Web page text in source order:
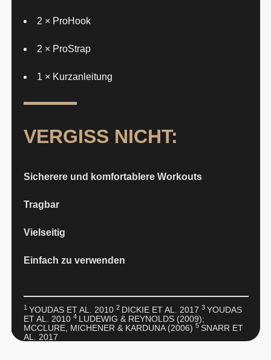
2 × ProHook
2 × ProStrap
1 × Kurzanleitung
VERGISS NICHT:
Sicherere und komfortablere Workouts
Tragbar
Vielseitig
Einfach zu verwenden
1YOUDAS ET AL. 20102 DICKIE ET AL. 20173YOUDAS
ET AL. 20104 LUDEWIG & REYNOLDS (2009);
MCCLURE, MICHENER & KARDUNA (2006)5SNARR ET
AL. 2017